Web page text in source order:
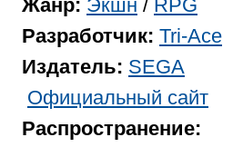
Жанр: Экшн / RPG
Разработчик: Tri-Ace
Издатель: SEGA
Официальный сайт
Распространение: